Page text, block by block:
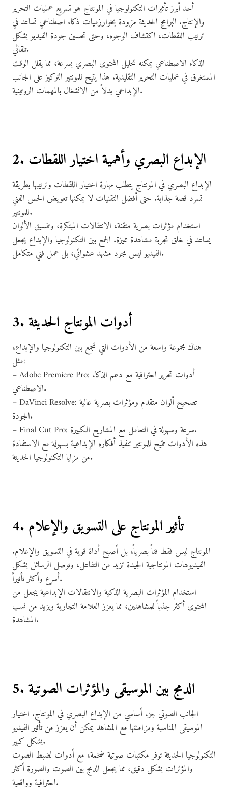
أحد أبرز تأثيرات التكنولوجيا في المونتاج هو تسريع عمليات التحرير
والإنتاج. البرامج الحديثة مزودة بخوارزميات ذكاء اصطناعي تساعد في
ترتيب اللقطات، اكتشاف الوجوه، وحتى تحسين جودة الفيديو بشكل
تلقائي.
الذكاء الاصطناعي يمكنه تحليل المحتوى البصري بسرعة، مما يقلل الوقت
المستغرق في عمليات التحرير التقليدية. هذا يتيح للمونتير التركيز على الجانب
الإبداعي بدلاً من الانشغال بالمهمات الروتينية.
2. الإبداع البصري وأهمية اختيار اللقطات
الإبداع البصري في المونتاج يتطلب مهارة اختيار اللقطات وترتيبها بطريقة
تسرد قصة جذابة. حتى أفضل التقنيات لا يمكنها تعويض الحس الفني
للمونتير.
استخدام مؤثرات بصرية متقنة، الانتقالات المبتكرة، وتنسيق الألوان
يساعد في خلق تجربة مشاهدة مميزة. الجمع بين التكنولوجيا والإبداع يجعل
الفيديو ليس مجرد مشهد عشوائي، بل عمل فني متكامل.
3. أدوات المونتاج الحديثة
هناك مجموعة واسعة من الأدوات التي تجمع بين التكنولوجيا والإبداع،
مثل:
– Adobe Premiere Pro: أدوات تحرير احترافية مع دعم الذكاء
الاصطناعي.
– DaVinci Resolve: تصحيح ألوان متقدم ومؤثرات بصرية عالية
الجودة.
– Final Cut Pro: سرعة وسهولة في التعامل مع المشاريع الكبيرة.
هذه الأدوات تتيح للمونتير تنفيذ أفكاره الإبداعية بسهولة مع الاستفادة
من مزايا التكنولوجيا الحديثة.
4. تأثير المونتاج على التسويق والإعلام
المونتاج ليس فقط فناً بصرياً، بل أصبح أداة قوية في التسويق والإعلام.
الفيديوهات المونتاجية الجيدة تزيد من التفاعل، وتوصل الرسائل بشكل
أسرع وأكثر تأثيراً.
استخدام المؤثرات البصرية الذكية والانتقالات الإبداعية يجعل من
المحتوى أكثر جذباً للمشاهدين، مما يعزز العلامة التجارية ويزيد من نسب
المشاهدة.
5. الدمج بين الموسيقى والمؤثرات الصوتية
الجانب الصوتي جزء أساسي من الإبداع البصري في المونتاج. اختيار
الموسيقى المناسبة ومزامنتها مع المشاهد يمكن أن يعزز من تأثير الفيديو
بشكل كبير.
التكنولوجيا الحديثة توفر مكتبات صوتية ضخمة، مع أدوات لضبط الصوت
والمؤثرات بشكل دقيق، مما يجعل الدمج بين الصوت والصورة أكثر
احترافية وواقعية.